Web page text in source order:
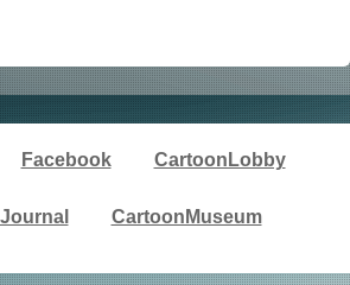
Facebook CartoonLobby
CartoonMuseum